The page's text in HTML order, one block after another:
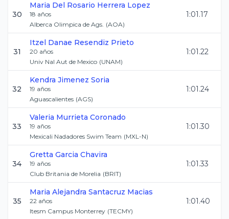
30
Maria Del Rosario Herrera Lopez
18 años
Alberca Olimpica de Ags. (AOA)
1:01.17
31
Itzel Danae Resendiz Prieto
20 años
Univ Nal Aut de Mexico (UNAM)
1:01.22
32
Kendra Jimenez Soria
19 años
Aguascalientes (AGS)
1:01.24
33
Valeria Murrieta Coronado
19 años
Mexicali Nadadores Swim Team (MXL-N)
1:01.30
34
Gretta Garcia Chavira
19 años
Club Britania de Morelia (BRIT)
1:01.33
35
Maria Alejandra Santacruz Macias
22 años
Itesm Campus Monterrey (TECMY)
1:01.40